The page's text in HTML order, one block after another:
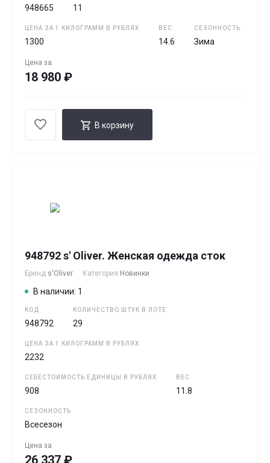
948665 11
ЦЕНА ЗА 1 КИЛОГРАММ В РУБЛЯХ
1300
ВЕС
14.6
СЕЗОННОСТЬ
Зима
Цена за
18 980 ₽
В корзину
948792 s' Oliver. Женская одежда сток
Бренд s'Oliver Категория Новинки
В наличии: 1
КОД
948792
КОЛИЧЕСТВО ШТУК В ЛОТЕ
29
ЦЕНА ЗА 1 КИЛОГРАММ В РУБЛЯХ
2232
СЕБЕСТОИМОСТЬ ЕДИНИЦЫ В РУБЛЯХ
908
ВЕС
11.8
СЕЗОННОСТЬ
Всесезон
Цена за
26 337 ₽